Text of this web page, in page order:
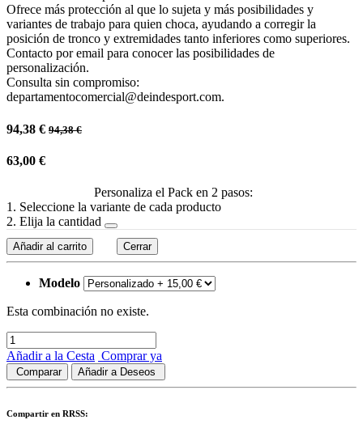
Ofrece más protección al que lo sujeta y más posibilidades y
variantes de trabajo para quien choca, ayudando a corregir la
posición de tronco y extremidades tanto inferiores como superiores.
Contacto por email para conocer las posibilidades de
personalización.
Consulta sin compromiso:
departamentocomercial@deindesport.com.
94,38 € 94,38€
63,00 €
Personaliza el Pack en 2 pasos:
1. Seleccione la variante de cada producto
2. Elija la cantidad
Añadir al carrito Cerrar
Modelo
Esta combinación no existe.
Añadir a la Cesta Comprar ya
Comparar Añadir a Deseos
Compartir en RRSS: